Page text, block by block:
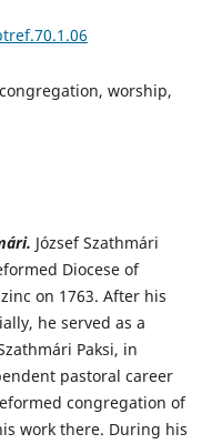
worship,
József Szathmári
Diocese of
on 1763. After his
he served as a
Paksi, in
pastoral career
congregation of
work there. During his